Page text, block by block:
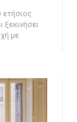
με